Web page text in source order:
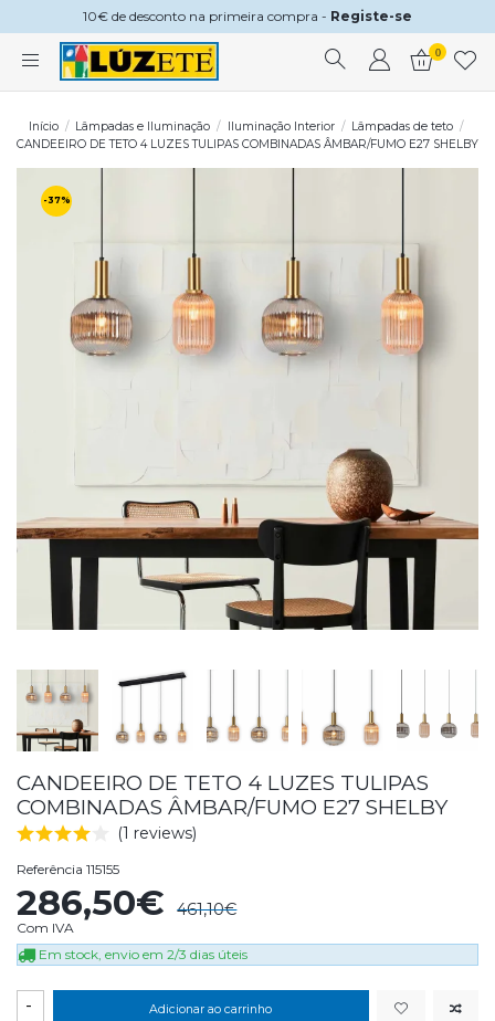
10€ de desconto na primeira compra - Registe-se
0
Início Lâmpadas e Iluminação Iluminação Interior
Lâmpadas de teto
CANDEEIRO DE TETO 4 LUZES TULIPAS COMBINADAS ÂMBAR/FUMO E27 SHELBY
-37%
CANDEEIRO DE TETO 4 LUZES TULIPAS
COMBINADAS ÂMBAR/FUMO E27 SHELBY
(1 reviews)
Referência 115155
286,50€ 461,10€
Com IVA
Em stock, envio em 2/3 dias úteis
- Adicionar ao carrinho